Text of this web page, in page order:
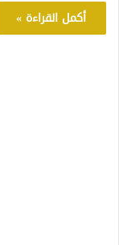
أكمل القراءة »